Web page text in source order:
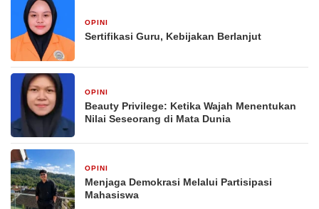
OPINI
Sertifikasi Guru, Kebijakan Berlanjut
OPINI
Beauty Privilege: Ketika Wajah Menentukan
Nilai Seseorang di Mata Dunia
OPINI
Menjaga Demokrasi Melalui Partisipasi
Mahasiswa